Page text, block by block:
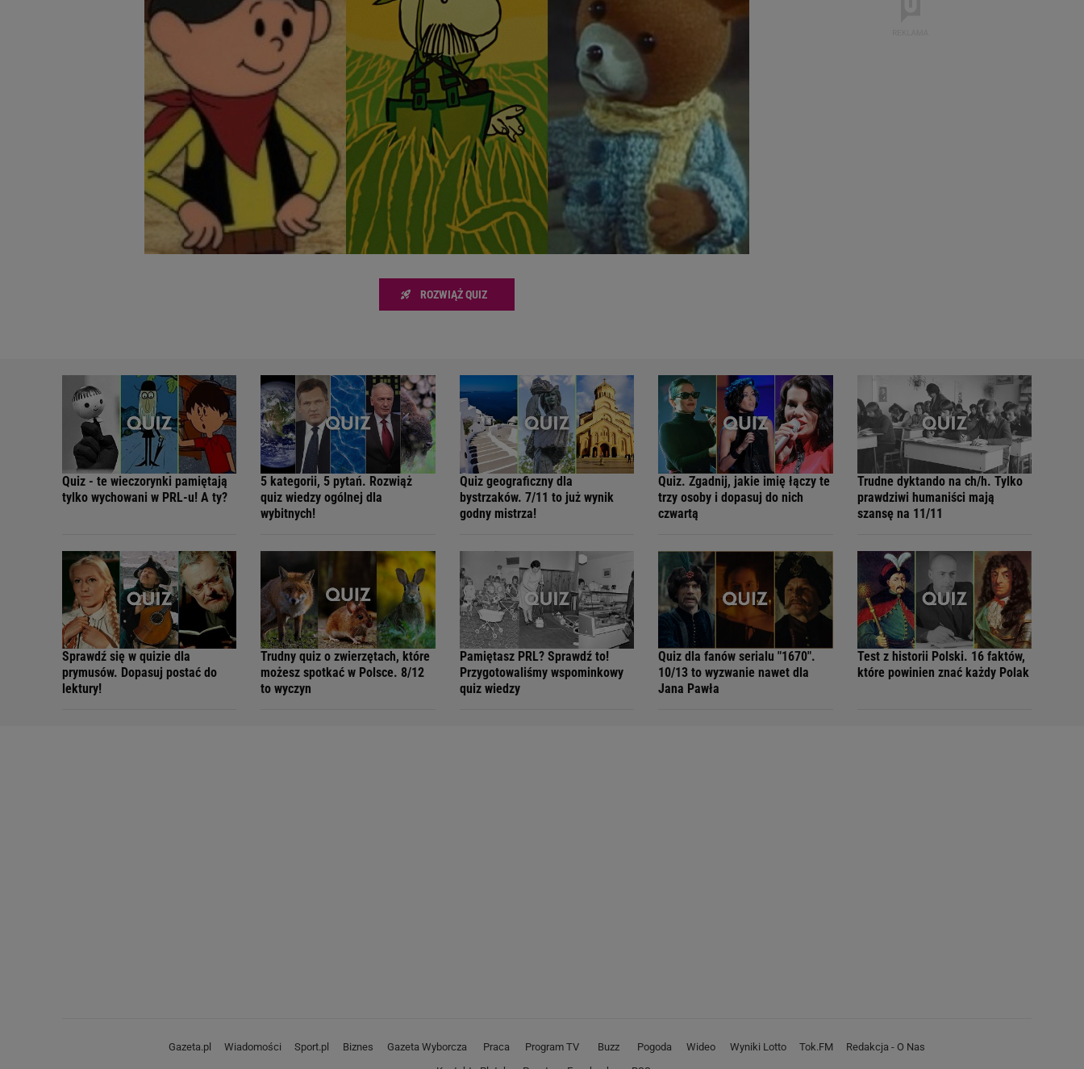
ROZWIĄŻ QUIZ
Quiz - te wieczorynki pamiętają
tylko wychowani w PRL-u! A ty?
5 kategorii, 5 pytań. Rozwiąż
quiz wiedzy ogólnej dla
wybitnych!
Quiz geograficzny dla
bystrzaków. 7/11 to już wynik
godny mistrza!
Quiz. Zgadnij, jakie imię łączy te
trzy osoby i dopasuj do nich
czwartą
Trudne dyktando na ch/h. Tylko
prawdziwi humaniści mają
szansę na 11/11
Sprawdź się w quizie dla
prymusów. Dopasuj postać do
lektury!
Trudny quiz o zwierzętach, które
możesz spotkać w Polsce. 8/12
to wyczyn
Pamiętasz PRL? Sprawdź to!
Przygotowaliśmy wspominkowy
quiz wiedzy
Quiz dla fanów serialu "1670".
10/13 to wyzwanie nawet dla
Jana Pawła
Test z historii Polski. 16 faktów,
które powinien znać każdy Polak
Gazeta.pl Wiadomości Sport.pl Biznes Gazeta Wyborcza Praca Program TV Buzz Pogoda Wideo Wyniki Lotto Tok.FM
Redakcja - O Nas